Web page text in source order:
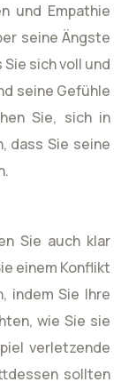
und Empathie
seine Ängste
sich voll und
seine Gefühle
Sie, sich in
dass Sie seine
Sie auch klar
einem Konflikt
indem Sie Ihre
wie Sie sie
verletzende
sollten